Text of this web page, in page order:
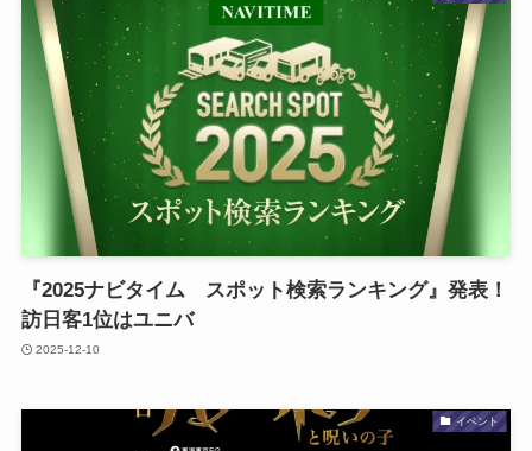
『2025ナビタイム スポット検索ランキング』発表！
訪日客1位はユニバ
2025-12-10
イベント